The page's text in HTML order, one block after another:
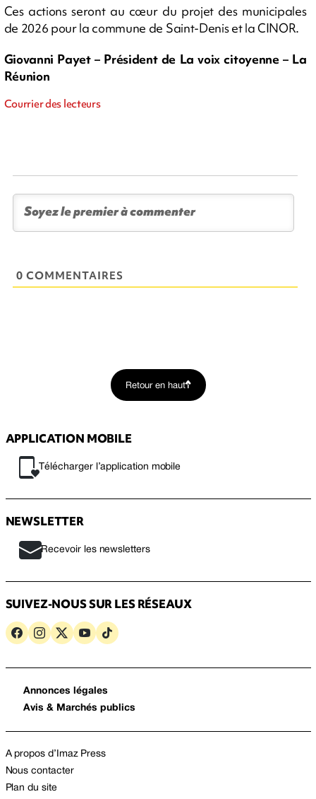
Ces actions seront au cœur du projet des municipales
de 2026 pour la commune de Saint-Denis et la CINOR.
Giovanni Payet – Président de La voix citoyenne – La
Réunion
Courrier des lecteurs
0 COMMENTAIRES
Retour en haut
APPLICATION MOBILE
Télécharger l’application mobile
NEWSLETTER
Recevoir les newsletters
SUIVEZ-NOUS SUR LES RÉSEAUX
Annonces légales
Avis & Marchés publics
A propos d’Imaz Press
Nous contacter
Plan du site